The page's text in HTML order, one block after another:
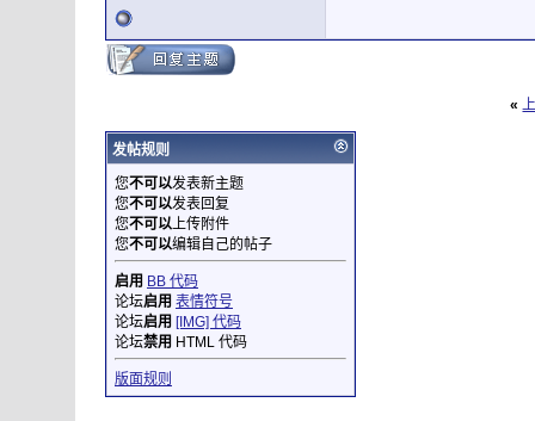
«
发帖规则
您不可以发表新主题
您不可以发表回复
您不可以上传附件
您不可以编辑自己的帖子
启用 BB 代码
论坛启用 表情符号
论坛启用 [IMG] 代码
论坛禁用 HTML 代码
版面规则